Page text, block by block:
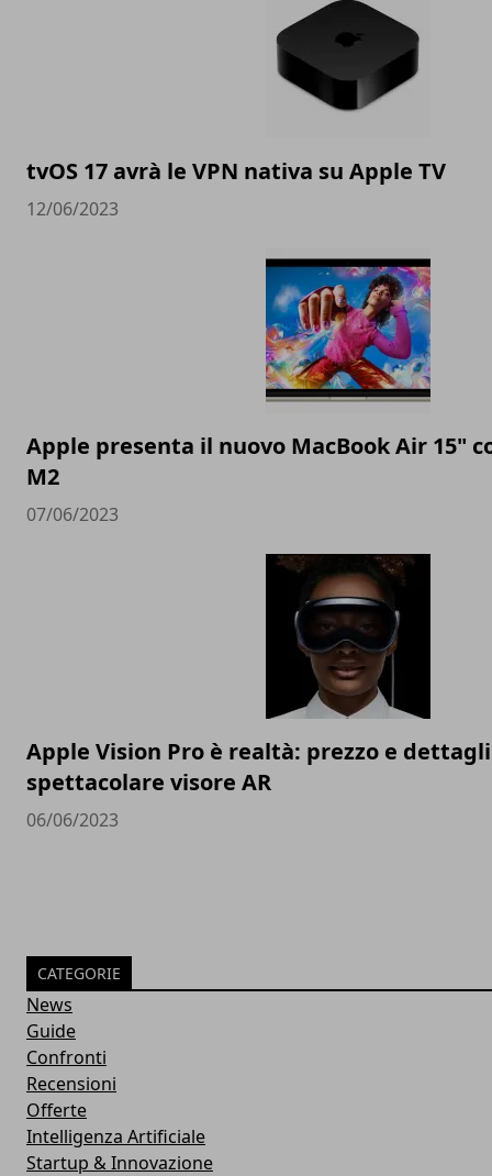
tvOS 17 avrà le VPN nativa su Apple TV
12/06/2023
Apple presenta il nuovo MacBook Air 15"
M2
07/06/2023
Apple Vision Pro è realtà: prezzo e
spettacolare visore AR
06/06/2023
CATEGORIE
News
Guide
Confronti
Recensioni
Offerte
Intelligenza Artificiale
Startup & Innovazione